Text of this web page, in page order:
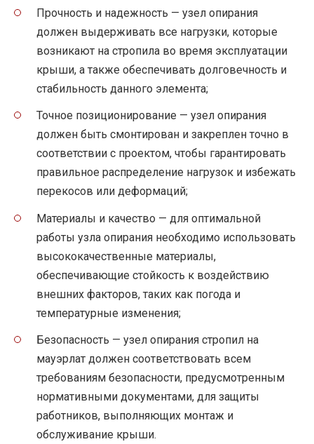
Прочность и надежность — узел опирания
должен выдерживать все нагрузки, которые
возникают на стропила во время эксплуатации
крыши, а также обеспечивать долговечность и
стабильность данного элемента;
Точное позиционирование — узел опирания
должен быть смонтирован и закреплен точно в
соответствии с проектом, чтобы гарантировать
правильное распределение нагрузок и избежать
перекосов или деформаций;
Материалы и качество — для оптимальной
работы узла опирания необходимо использовать
высококачественные материалы,
обеспечивающие стойкость к воздействию
внешних факторов, таких как погода и
температурные изменения;
Безопасность — узел опирания стропил на
мауэрлат должен соответствовать всем
требованиям безопасности, предусмотренным
нормативными документами, для защиты
работников, выполняющих монтаж и
обслуживание крыши.